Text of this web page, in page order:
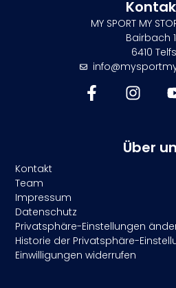
MY SPORT MY
Bairbach
6410 Telfs
Über
Kontakt
Team
Impressum
Datenschutz
Privatsphäre-Einstellungen
Historie der Privatsphäre-
Einwilligungen widerrufen